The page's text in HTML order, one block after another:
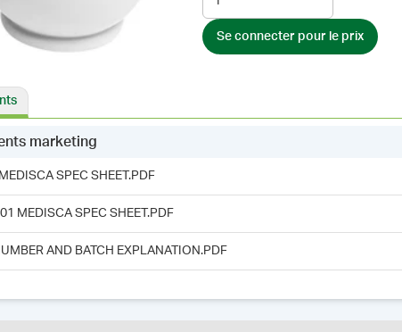
Se connecter pour le prix
marketing
SPEC SHEET.PDF
MEDISCA SPEC SHEET.PDF
AND BATCH EXPLANATION.PDF